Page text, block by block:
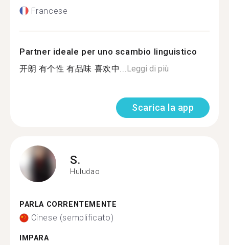
Francese
Partner ideale per uno scambio linguistico
开朗 有个性 有品味 喜欢中... Leggi di più
Scarica la app
S.
Huludao
PARLA CORRENTEMENTE
Cinese (semplificato)
IMPARA